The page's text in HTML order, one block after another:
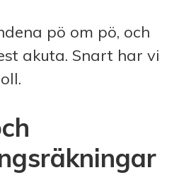
pö om pö, och
akuta. Snart har vi